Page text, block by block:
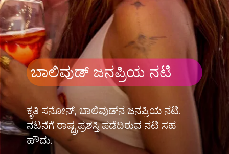
ಕೃತಿ ಸನೋನ್, ಬಾಲಿವುಡ್​​ನ ಜನಪ್ರಿಯ ನಟಿ.
ನಟನೆಗೆ ರಾಷ್ಟ್ರಪ್ರಶಸ್ತಿ ಪಡೆದಿರುವ ನಟಿ ಸಹ
ಹೌದು.
ಬಾಲಿವುಡ್ ಜನಪ್ರಿಯ ನಟಿ